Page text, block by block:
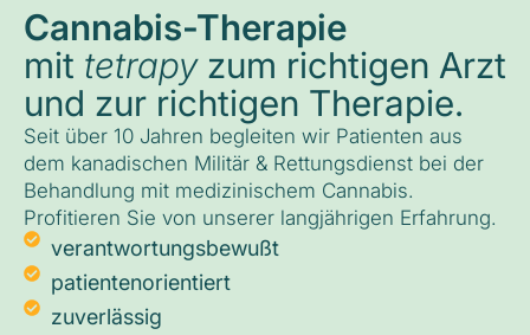
Cannabis-Therapie
mit tetrapyzum richtigen Arzt
und zur richtigen Therapie.
Seit über 10 Jahren begleiten wir Patienten aus
dem kanadischen Militär & Rettungsdienst bei der
Behandlung mit medizinischem Cannabis.
Profitieren Sie von unserer langjährigen Erfahrung.
verantwortungsbewußt
patientenorientiert
zuverlässig